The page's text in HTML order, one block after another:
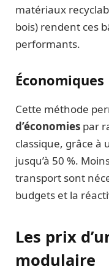
matériaux
bois) rendent ces
performants.
Économiques
Cette méthode
d’économies par
classique, grâce à
jusqu’à 50 %.
transport sont
budgets et la
Les prix
modulaire